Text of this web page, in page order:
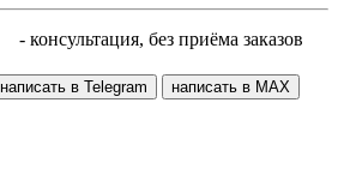
- консультация, без приёма заказов
написать в Telegram написать в МАХ